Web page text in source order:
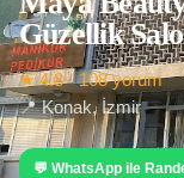
Güzellik
★4.8·108yorum
📍Konak, İzmir
💬 WhatsApp ile